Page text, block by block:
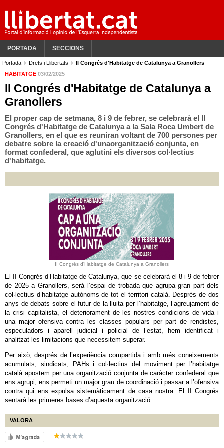
PORTADA SECCIONS
Portada Drets i Llibertats
II Congrés d'Habitatge de Catalunya a Granollers
HABITATGE 03/02/2025
II Congrés d'Habitatge de Catalunya a
Granollers
El proper cap de setmana, 8 i 9 de febrer, se celebrarà el II
Congrés d'Habitatge de Catalunya a la Sala Roca Umbert de
Granollers, en el que es reuniran voltant de 700 persones per
debatre sobre la creació d'unaorganització conjunta, en
format confederal, que aglutini els diversos col·lectius
d'habitatge.
II Congrés d'Habitatge de Catalunya a Granollers
El II Congrés d’Habitatge de Catalunya, que se celebrarà el 8 i 9 de febrer
de 2025 a Granollers, serà l’espai de trobada que agrupa gran part dels
col·lectius d’habitatge autònoms de tot el territori català. Després de dos
anys de debats sobre el futur de la lluita per l’habitatge, l’agreujament de
la crisi capitalista, el deteriorament de les nostres condicions de vida i
una major ofensiva contra les classes populars per part de rendistes,
especuladors i aparell judicial i policial de l’estat, hem identificat i
analitzat les limitacions que necessitem superar.
Per això, després de l’experiència compartida i amb més coneixements
acumulats, sindicats, PAHs i col·lectius del moviment per l’habitatge
català apostem per una organització conjunta de caràcter confederal que
ens agrupi, ens permeti un major grau de coordinació i passar a l’ofensiva
contra qui ens expulsa sistemàticament de casa nostra. El II Congrés
sentarà les primeres bases d’aquesta organització.
VALORA